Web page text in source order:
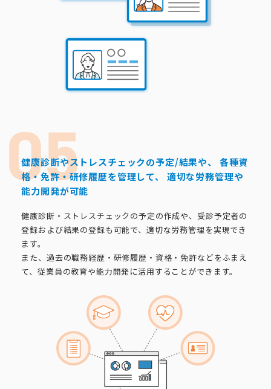
健康診断やストレスチェックの予定/結果や、
各種資
格・免許・研修履歴を管理して、
適切な労務管理や
能力開発が可能
健康診断・ストレスチェックの予定の作成や、受診予定者の
登録および結果の登録も可能で、適切な労務管理を実現でき
ます。
また、過去の職務経歴・研修履歴・資格・免許などをふまえ
て、従業員の教育や能力開発に活用することができます。